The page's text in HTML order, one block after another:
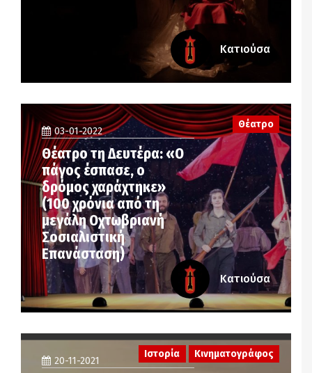
Κατιούσα
03-01-2022
Θέατρο τη Δευτέρα: «Ο
πάγος έσπασε, ο
δρόμος χαράχτηκε»
(100 χρόνια από τη
μεγάλη Οχτωβριανή
Σοσιαλιστική
Επανάσταση)
Θέατρο
Κατιούσα
20-11-2021
Ιστορία Κινηματογράφος